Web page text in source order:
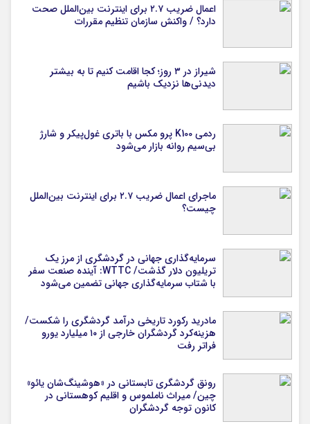
اعمال ضریب ۲.۷ برای اینترنت بین‌الملل صحت
دارد؟ / واکنش سازمان تنظیم مقررات
شیراز در ۳ روز؛ کجا اقامت کنیم تا به بیشتر
دیدنی‌ها نزدیک باشیم
ردمی K100 پرو مکس با باتری غول‌پیکر و شارژ
بی‌سیم روانه بازار می‌شود
ماجرای اعمال ضریب ۲.۷ برای اینترنت بین‌الملل
چیست؟
سرمایه‌گذاری جهانی در گردشگری از مرز یک
تریلیون دلار گذشت/ WTTC: آینده صنعت سفر
با شتاب سرمایه‌گذاری جهانی تضمین می‌شود
مادرید رکورد تاریخی درآمد گردشگری را شکست/
هزینه‌کرد گردشگران خارجی از ۱۰ میلیارد یورو
فراتر رفت
رونق گردشگری تابستانی در «هوشینگ‌شان یائو»
چین/ میراث ناملموس و اقلیم کوهستانی در
کانون توجه گردشگران